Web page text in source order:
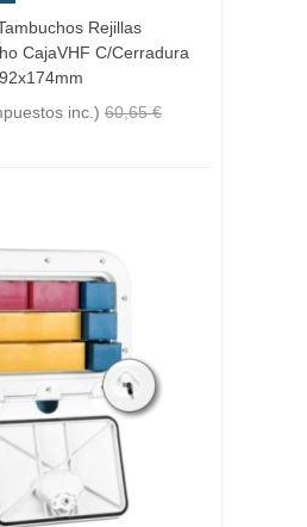
Rejillas
CajaVHF C/cerradura
inc.) 60,65 €